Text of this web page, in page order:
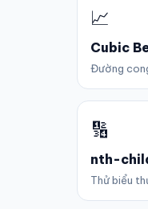
📈
Cubic
Đường
🔢
nth-
Thử biểu